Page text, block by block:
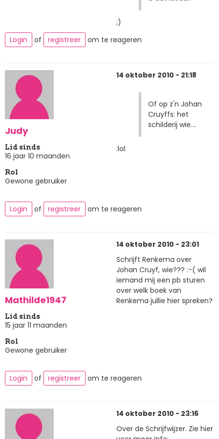
;)
Login
of registreer om te reageren
Judy
Lid sinds
16 jaar 10 maanden
Rol
Gewone gebruiker
14 oktober 2010 - 21:18
Of op z'n Johan
Cruyffs: het
schilderij wie....
:lol:
Login of registreer om te reageren
Mathilde1947
Lid sinds
15 jaar 11 maanden
Rol
Gewone gebruiker
14 oktober 2010 - 23:01
Schrijft Renkema over
Johan Cruyf, wie??? :-( wil
iemand mij een pb sturen
over welk boek van
Renkema jullie hier spreken?
Login of registreer om te reageren
14 oktober 2010 - 23:16
Over de Schrijfwijzer. Zie hier